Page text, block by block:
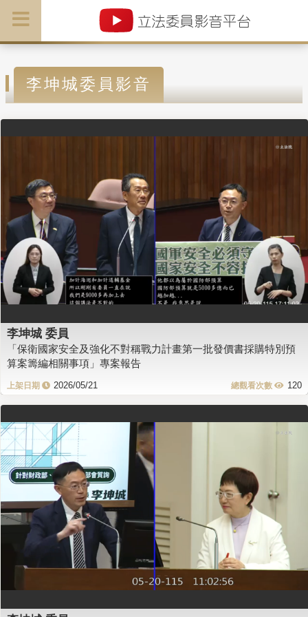
李坤城委員影音
李坤城 委員
「保衛國家安全及強化不對稱戰力計畫第一批發價書採購特別預
算案籌編相關事項」專案報告
2026/05/21 120